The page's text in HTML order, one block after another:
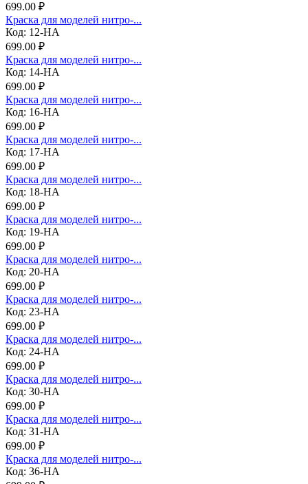
699.00 ₽
Краска для моделей нитро-...
Код: 12-НА
699.00 ₽
Краска для моделей нитро-...
Код: 14-НА
699.00 ₽
Краска для моделей нитро-...
Код: 16-НА
699.00 ₽
Краска для моделей нитро-...
Код: 17-НА
699.00 ₽
Краска для моделей нитро-...
Код: 18-НА
699.00 ₽
Краска для моделей нитро-...
Код: 19-НА
699.00 ₽
Краска для моделей нитро-...
Код: 20-НА
699.00 ₽
Краска для моделей нитро-...
Код: 23-НА
699.00 ₽
Краска для моделей нитро-...
Код: 24-НА
699.00 ₽
Краска для моделей нитро-...
Код: 30-НА
699.00 ₽
Краска для моделей нитро-...
Код: 31-НА
699.00 ₽
Краска для моделей нитро-...
Код: 36-НА